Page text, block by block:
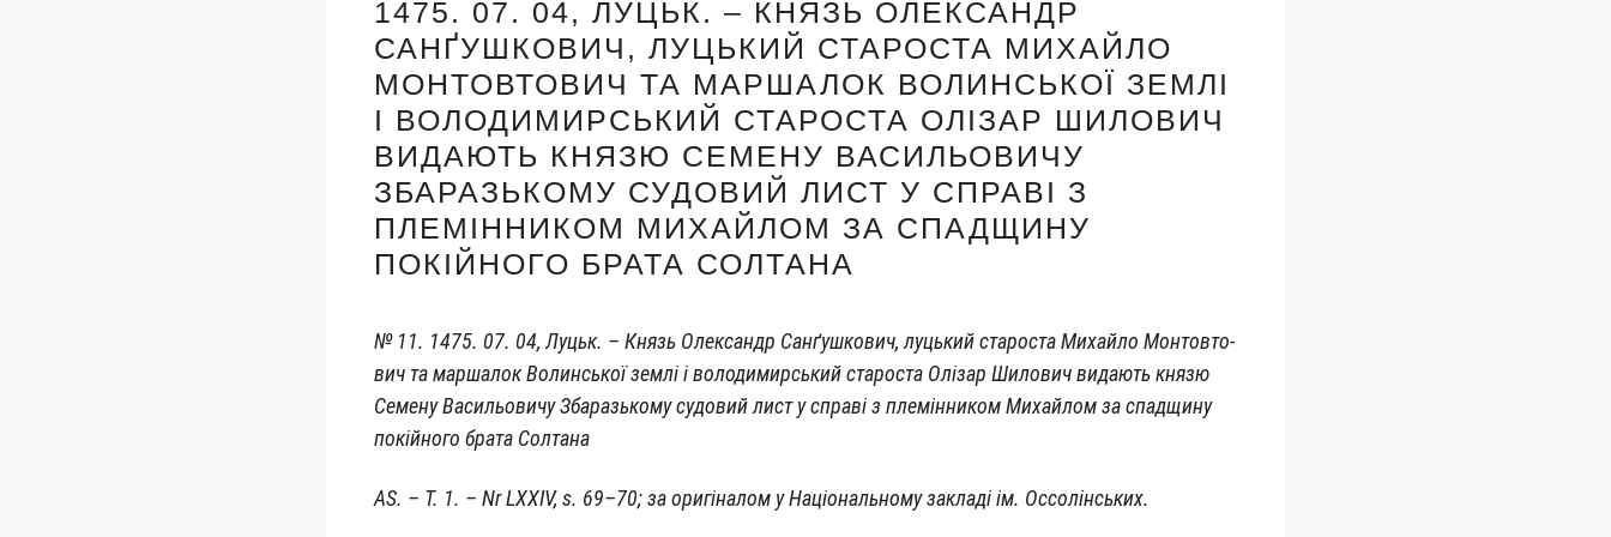
1475. 07. 04, ЛУЦЬК. – КНЯЗЬ ОЛЕКСАНДР
САНҐУШКОВИЧ, ЛУЦЬКИЙ СТАРОСТА МИХАЙЛО
МОНТОВТОВИЧ ТА МАРШАЛОК ВОЛИНСЬКОЇ ЗЕМЛІ
І ВОЛОДИМИРСЬКИЙ СТАРОСТА ОЛІЗАР ШИЛОВИЧ
ВИДАЮТЬ КНЯЗЮ СЕМЕНУ ВАСИЛЬОВИЧУ
ЗБАРАЗЬКОМУ СУДОВИЙ ЛИСТ У СПРАВІ З
ПЛЕМІННИКОМ МИХАЙЛОМ ЗА СПАДЩИНУ
ПОКІЙНОГО БРАТА СОЛТАНА
№ 11. 1475. 07. 04, Луцьк. – Князь Олек­сандр Санґуш­ко­вич, луць­кий ста­ро­ста Михай­ло Мон­то­вто­
вич та мар­ша­лок Волинсь­кої зем­лі і воло­ди­мирсь­кий ста­ро­ста Олі­зар Шило­вич вида­ють кня­зю
Семе­ну Васи­льо­ви­чу Зба­разь­ко­му судо­вий лист у справі з пле­мін­ни­ком Михай­лом за спад­щи­ну
покій­но­го бра­та Солтана
AS. – T. 1. – Nr LXXIV, s. 69–70; за ори­гі­на­лом у Націо­наль­но­му закла­ді ім. Оссолінських.